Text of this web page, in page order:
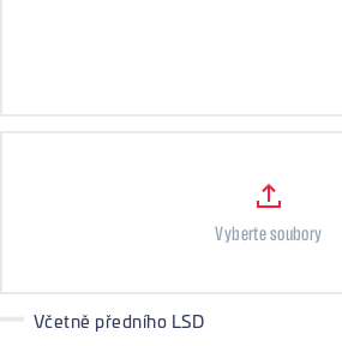
Vyberte soubory
Včetně předního LSD